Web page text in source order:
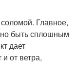
Главное,
быть сплошным
дает
от ветра,